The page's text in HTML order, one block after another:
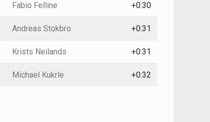
Fabio Felline +0:30
Andreas Stokbro +0:31
Krists Neilands +0:31
Michael Kukrle +0:32